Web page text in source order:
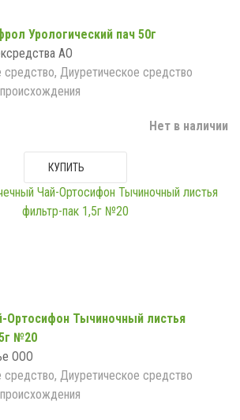
Урологический пач 50г
АО
средство, Диуретическое средство
Нет в наличии
КУПИТЬ
Ортосифон Тычиночный листья
№20
ООО
средство, Диуретическое средство